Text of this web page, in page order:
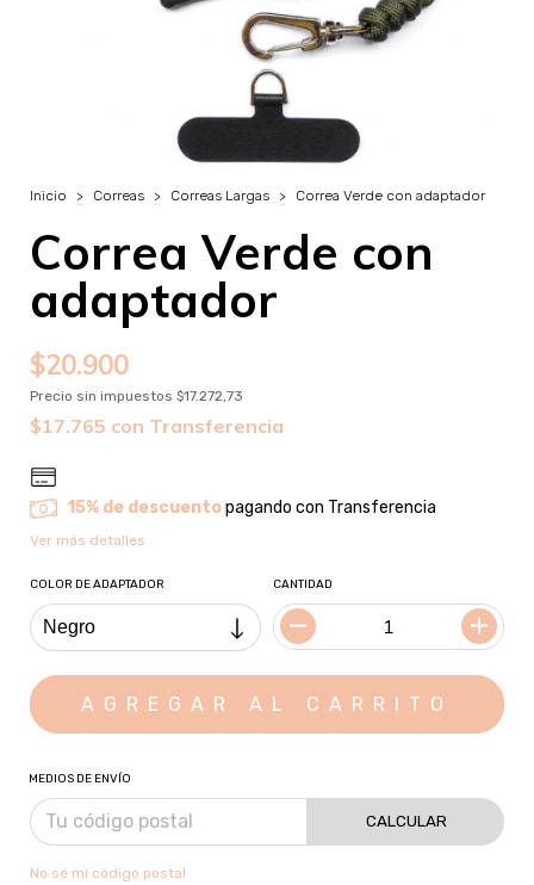
Inicio > Correas > Correas Largas > Correa Verde con adaptador
Correa Verde con
adaptador
$20.900
Precio sin impuestos $17.272,73
$17.765 con Transferencia
15% de descuentopagando con Transferencia
Ver más detalles
COLOR DE ADAPTADOR CANTIDAD
MEDIOS DE ENVÍO
CALCULAR
No sé mi código postal